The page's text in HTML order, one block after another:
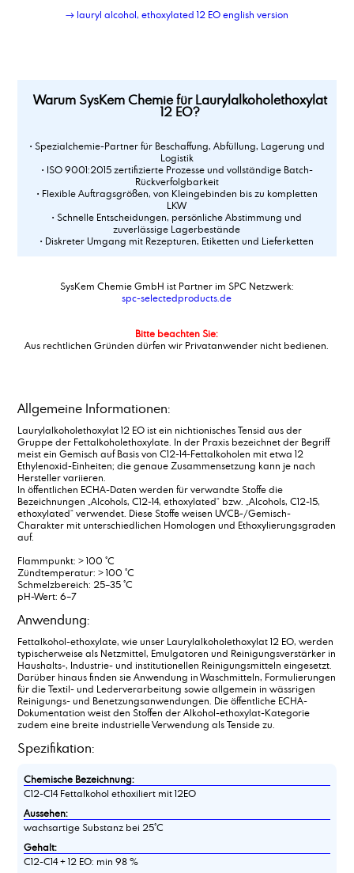
→ lauryl alcohol, ethoxylated 12 EO english version
Warum SysKem Chemie für Laurylalkoholethoxylat
12 EO?
• Spezialchemie-Partner für Beschaffung, Abfüllung, Lagerung und
Logistik
• ISO 9001:2015 zertifizierte Prozesse und vollständige Batch-
Rückverfolgbarkeit
• Flexible Auftragsgrößen, von Kleingebinden bis zu kompletten
LKW
• Schnelle Entscheidungen, persönliche Abstimmung und
zuverlässige Lagerbestände
• Diskreter Umgang mit Rezepturen, Etiketten und Lieferketten
SysKem Chemie GmbH ist Partner im SPC Netzwerk:
spc-selectedproducts.de
Bitte beachten Sie:
Aus rechtlichen Gründen dürfen wir Privatanwender nicht bedienen.
Allgemeine Informationen:
Laurylalkoholethoxylat 12 EO ist ein nichtionisches Tensid aus der
Gruppe der Fettalkoholethoxylate. In der Praxis bezeichnet der Begriff
meist ein Gemisch auf Basis von C12-14-Fettalkoholen mit etwa 12
Ethylenoxid-Einheiten; die genaue Zusammensetzung kann je nach
Hersteller variieren.
In öffentlichen ECHA-Daten werden für verwandte Stoffe die
Bezeichnungen „Alcohols, C12-14, ethoxylated“ bzw. „Alcohols, C12-15,
ethoxylated“ verwendet. Diese Stoffe weisen UVCB-/Gemisch-
Charakter mit unterschiedlichen Homologen und Ethoxylierungsgraden
auf.
Flammpunkt: > 100 °C
Zündtemperatur: > 100 °C
Schmelzbereich: 25–35 °C
pH-Wert: 6–7
Anwendung:
Fettalkohol-ethoxylate, wie unser Laurylalkoholethoxylat 12 EO, werden
typischerweise als Netzmittel, Emulgatoren und Reinigungsverstärker in
Haushalts-, Industrie- und institutionellen Reinigungsmitteln eingesetzt.
Darüber hinaus finden sie Anwendung in Waschmitteln, Formulierungen
für die Textil- und Lederverarbeitung sowie allgemein in wässrigen
Reinigungs- und Benetzungsanwendungen. Die öffentliche ECHA-
Dokumentation weist den Stoffen der Alkohol-ethoxylat-Kategorie
zudem eine breite industrielle Verwendung als Tenside zu.
Spezifikation:
Chemische Bezeichnung:
C12-C14 Fettalkohol ethoxiliert mit 12EO
Aussehen:
wachsartige Substanz bei 25°C
Gehalt:
C12-C14 + 12 EO: min 98 %